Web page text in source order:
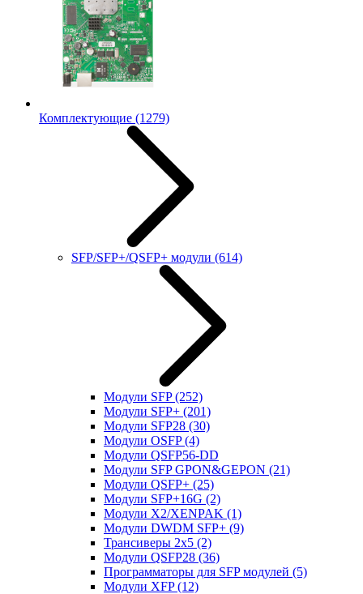
Комплектующие (1279)
SFP/SFP+/QSFP+ модули (614)
Модули SFP(252)
Модули SFP+ (201)
Модули SFP28 (30)
Модули OSFP(4)
Модули QSFP56-DD
Модули SFP GPON&GEPON (21)
Модули QSFP+ (25)
Модули SFP+16G (2)
Модули X2/XENPAK (1)
Модули DWDM SFP+ (9)
Трансиверы 2x5 (2)
Модули QSFP28 (36)
Программаторы для SFP модулей (5)
Модули XFP(12)